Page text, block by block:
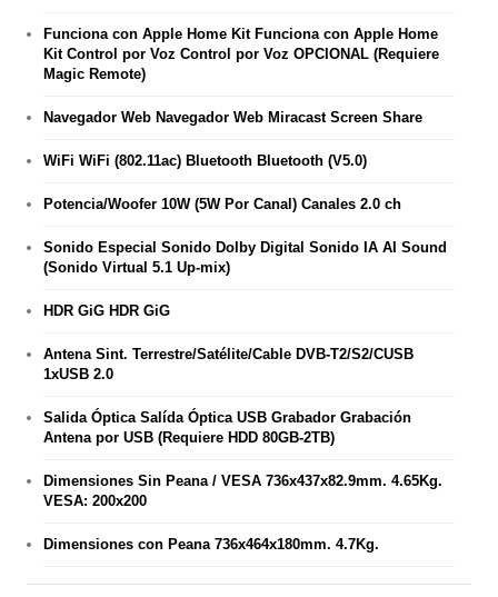
Funciona con Apple Home Kit Funciona con Apple Home
Kit Control por Voz Control por Voz OPCIONAL (Requiere
Magic Remote)
Navegador Web Navegador Web Miracast Screen Share
WiFi WiFi (802.11ac) Bluetooth Bluetooth (V5.0)
Potencia/Woofer 10W (5W Por Canal) Canales 2.0 ch
Sonido Especial Sonido Dolby Digital Sonido IA AI Sound
(Sonido Virtual 5.1 Up-mix)
HDR GiG HDR GiG
Antena Sint. Terrestre/Satélite/Cable DVB-T2/S2/CUSB
1xUSB 2.0
Salida Óptica Salída Óptica USB Grabador Grabación
Antena por USB (Requiere HDD 80GB-2TB)
Dimensiones Sin Peana / VESA 736x437x82.9mm. 4.65Kg.
VESA: 200x200
Dimensiones con Peana 736x464x180mm. 4.7Kg.